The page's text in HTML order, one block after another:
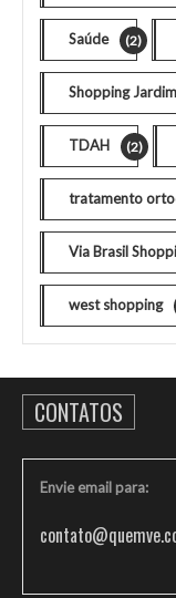
Saúde (2)
Shopping
TDAH (2)
tratamento
Via Brasil
west shopping
CONTATOS
Envie email para: